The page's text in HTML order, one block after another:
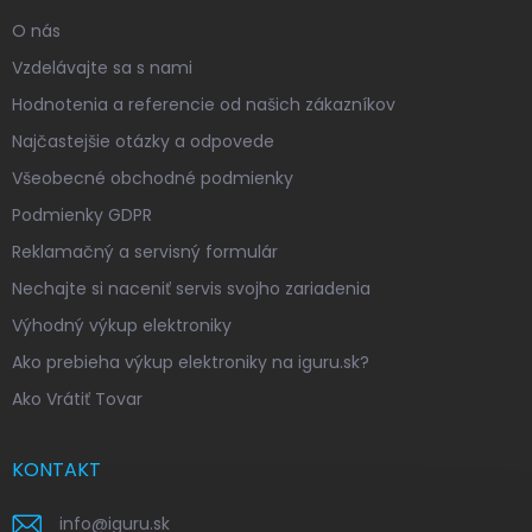
O nás
Vzdelávajte sa s nami
Hodnotenia a referencie od našich zákazníkov
Najčastejšie otázky a odpovede
Všeobecné obchodné podmienky
Podmienky GDPR
Reklamačný a servisný formulár
Nechajte si naceniť servis svojho zariadenia
Výhodný výkup elektroniky
Ako prebieha výkup elektroniky na iguru.sk?
Ako Vrátiť Tovar
KONTAKT
info@iguru.sk